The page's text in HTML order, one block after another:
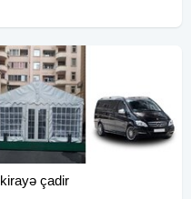
kirayə çadir